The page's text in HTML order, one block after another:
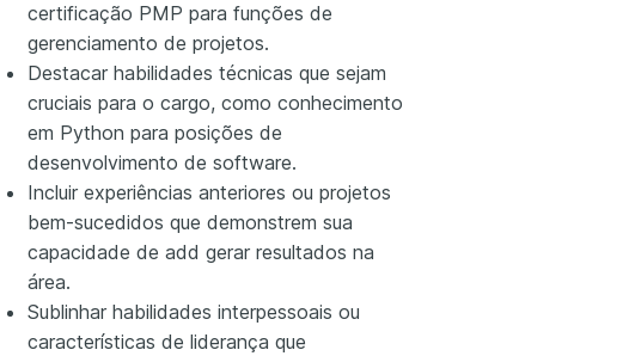
certificação PMP para funções de
gerenciamento de projetos.
Destacar habilidades técnicas que sejam
cruciais para o cargo, como conhecimento
em Python para posições de
desenvolvimento de software.
Incluir experiências anteriores ou projetos
bem-sucedidos que demonstrem sua
capacidade de add gerar resultados na
área.
Sublinhar habilidades interpessoais ou
características de liderança que